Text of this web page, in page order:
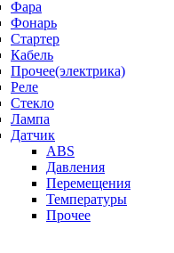
Фара
Фонарь
Стартер
Кабель
Прочее(электрика)
Реле
Стекло
Лампа
Датчик
ABS
Давления
Перемещения
Температуры
Прочее